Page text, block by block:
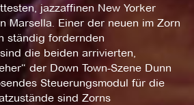
jazzaffinen New Yorker
Marsella. Einer der neuen im Zorn
ständig fordernden
die beiden arrivierten,
der Down Town-Szene Dunn
Steuerungsmodul für die
sind Zorns